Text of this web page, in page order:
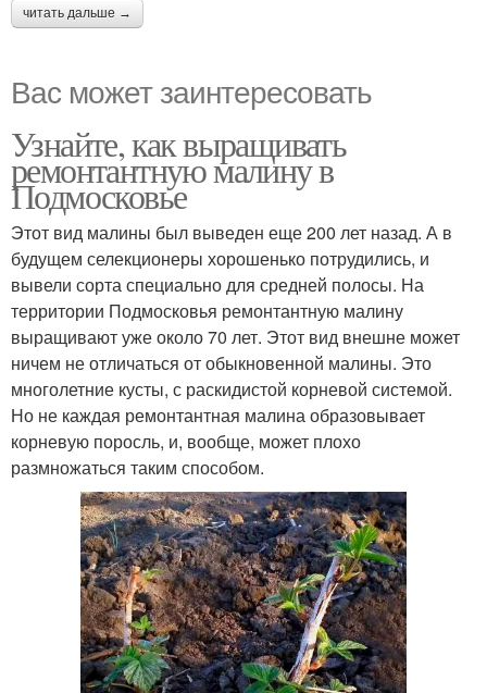
читать дальше →
Вас может заинтересовать
Узнайте, как выращивать
ремонтантную малину в
Подмосковье
Этот вид малины был выведен еще 200 лет назад. А в
будущем селекционеры хорошенько потрудились, и
вывели сорта специально для средней полосы. На
территории Подмосковья ремонтантную малину
выращивают уже около 70 лет. Этот вид внешне может
ничем не отличаться от обыкновенной малины. Это
многолетние кусты, с раскидистой корневой системой.
Но не каждая ремонтантная малина образовывает
корневую поросль, и, вообще, может плохо
размножаться таким способом.